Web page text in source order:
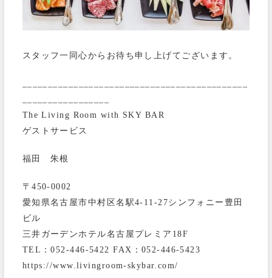
スタッフ一同心からお待ち申し上げてございます。
The Living Room with SKY BAR
ゲストサービス
福田 朱根
〒450-0002
愛知県名古屋市中村区名駅4-11-27シンフォニー豊田
ビル
三井ガーデンホテル名古屋プレミア18F
TEL：052-446-5422 FAX：052-446-5423
https://www.livingroom-skybar.com/